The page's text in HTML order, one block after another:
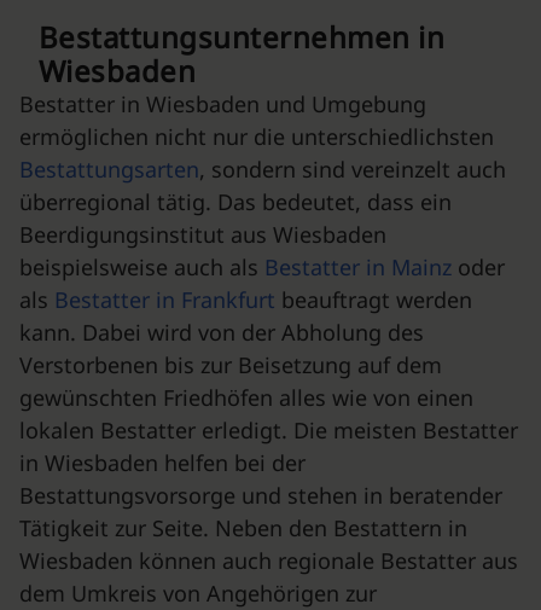
Bestattungsunternehmen in
Wiesbaden
Bestatter in Wiesbaden und Umgebung
ermöglichen nicht nur die unterschiedlichsten
Bestattungsarten, sondern sind vereinzelt auch
überregional tätig. Das bedeutet, dass ein
Beerdigungsinstitut aus Wiesbaden
beispielsweise auch als Bestatter in Mainz oder
als Bestatter in Frankfurt beauftragt werden
kann. Dabei wird von der Abholung des
Verstorbenen bis zur Beisetzung auf dem
gewünschten Friedhöfen alles wie von einen
lokalen Bestatter erledigt. Die meisten Bestatter
in Wiesbaden helfen bei der
Bestattungsvorsorge und stehen in beratender
Tätigkeit zur Seite. Neben den Bestattern in
Wiesbaden können auch regionale Bestatter aus
dem Umkreis von Angehörigen zur